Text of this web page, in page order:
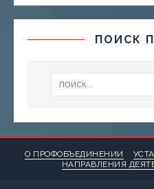
ПОИСК
О ПРОФОБЪЕДИНЕНИИ
НАПРАВЛЕНИЯ